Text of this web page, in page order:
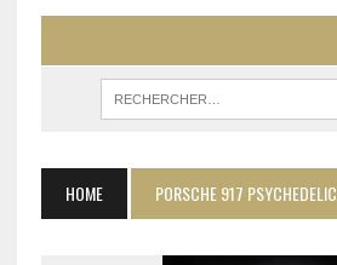
HOME PORSCHE 917 PSYCHEDELIC